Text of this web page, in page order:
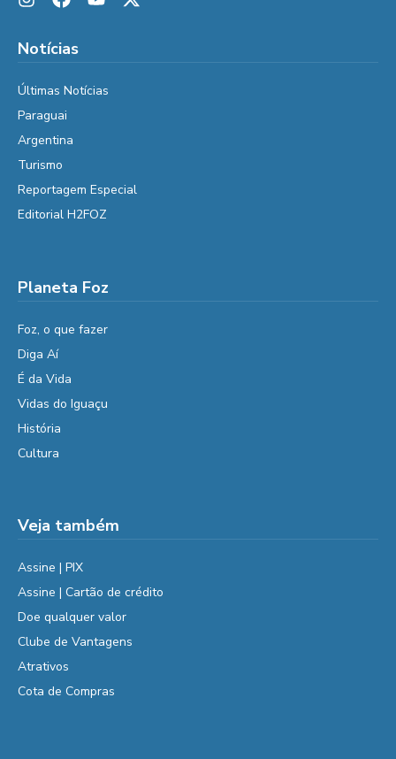
Notícias
Últimas Notícias
Paraguai
Argentina
Turismo
Reportagem Especial
Editorial H2FOZ
Planeta Foz
Foz, o que fazer
Diga Aí
É da Vida
Vidas do Iguaçu
História
Cultura
Veja também
Assine | PIX
Assine | Cartão de crédito
Doe qualquer valor
Clube de Vantagens
Atrativos
Cota de Compras